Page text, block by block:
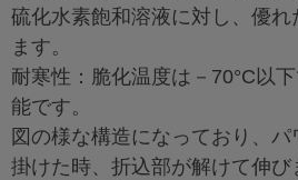
硫化水素飽和溶液に対し、優
ます。
耐寒性：脆化温度は－70°C以
能です。
図の様な構造になっており、パ
掛けた時、折込部が解けて伸び